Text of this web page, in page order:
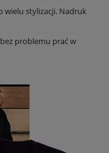
wielu stylizacji. Nadruk
problemu prać w